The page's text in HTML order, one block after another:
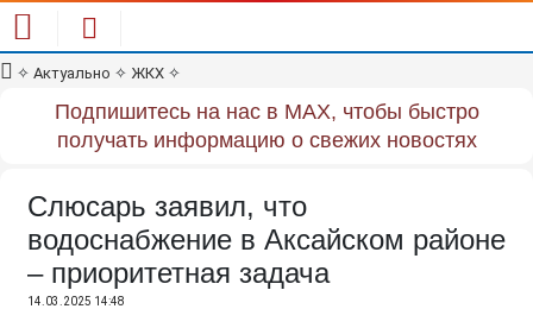
✧ Актуально ✧ ЖКХ ✧
Подпишитесь на нас в MAX, чтобы быстро
получать информацию о свежих новостях
Слюсарь заявил, что
водоснабжение в Аксайском районе
– приоритетная задача
14.03.2025 14:48